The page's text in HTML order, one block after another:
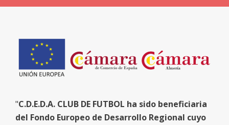
"C.D.E.D.A. CLUB DE FUTBOL ha sido beneficiaria
del Fondo Europeo de Desarrollo Regional cuyo